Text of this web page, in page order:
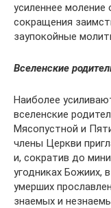
усиленнее
сокращения
заупокойные
Вселенские
Наиболее
вселенские
Мясопустной и
члены Церкви
и, сократив до
угодниках Божиих,
умерших
знаемых и